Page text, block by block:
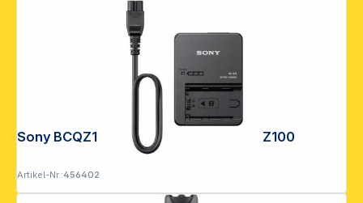
Sony BCQZ1 Schnellladegerät für NPFZ100
Artikel-Nr.:456402